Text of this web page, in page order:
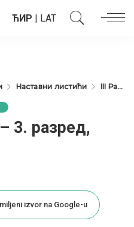
ЋИР | LAT
Наставни листићи III Разред
3. разред,
izvor na Google-u